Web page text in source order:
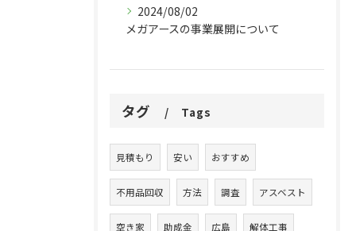
2024/08/02
メガアースの事業展開について
タグ Tags
見積もり 安い おすすめ
不用品回収 方法 調査 アスベスト
空き家 助成金 広島 解体工事